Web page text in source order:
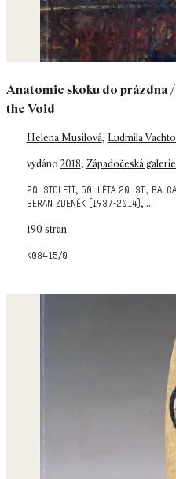
Anatomie skoku do prázdna
the Void
Helena Musilová, Ludmila
vydáno 2018, Západočeská
20. století, 60. léta 20. st.,
beran zdeněk (1937-2014), ...
190 stran
k08415/0